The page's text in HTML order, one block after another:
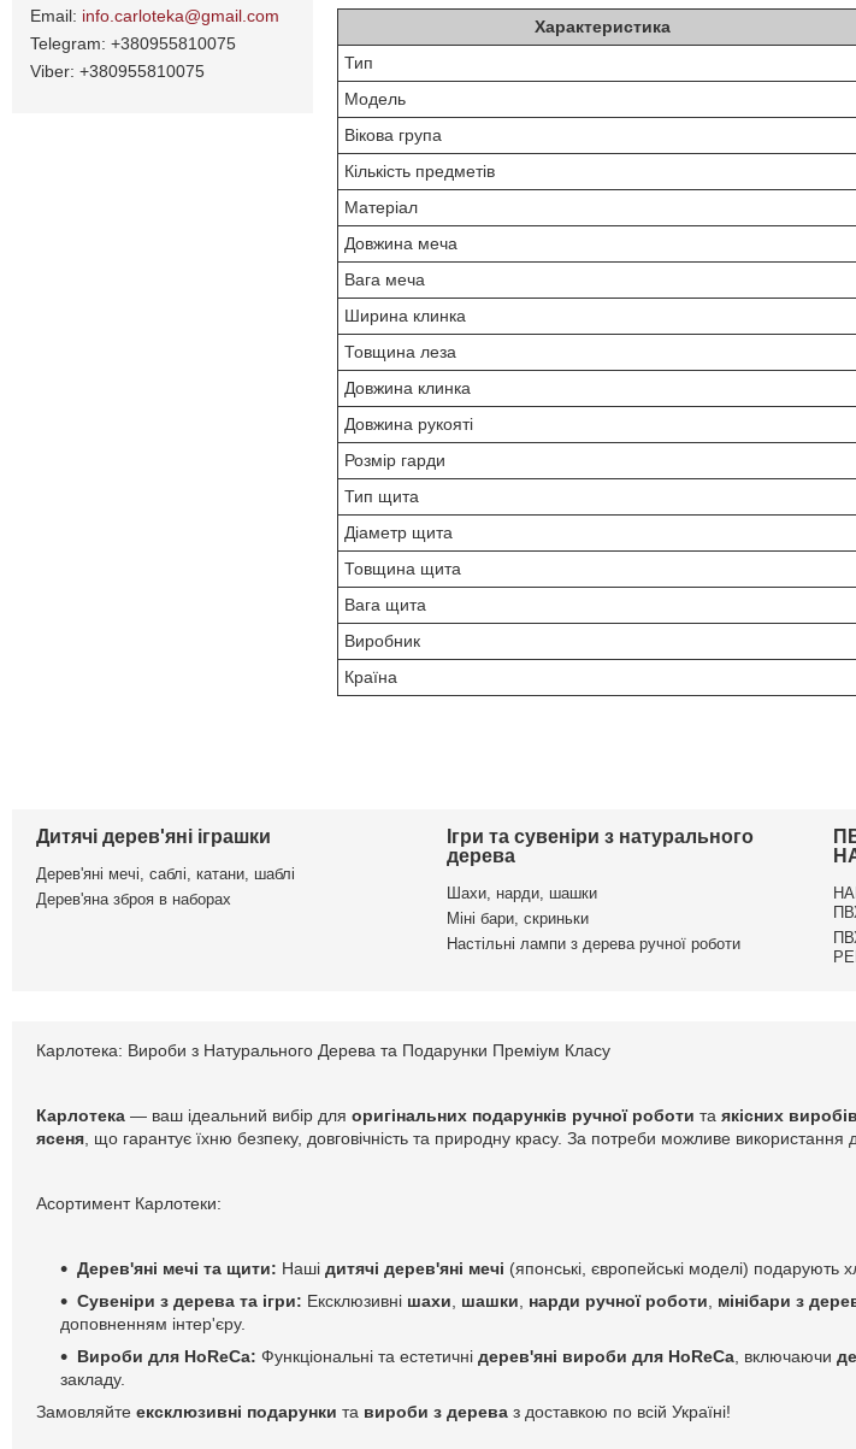
Характеристика
Тип
Модель
Вікова група
Кількість предметів
Матеріал
Довжина меча
Вага меча
Ширина клинка
Товщина леза
Довжина клинка
Довжина рукояті
Розмір гарди
Тип щита
Діаметр щита
Товщина щита
Вага щита
Виробник
Країна
info.carloteka@gmail.com
+380955810075
+380955810075
Дитячі дерев'яні іграшки
Дерев'яні мечі, саблі, катани, шаблі
Дерев'яна зброя в наборах
Ігри та сувеніри з натурального
дерева
Шахи, нарди, шашки
Міні бари, скриньки
Настільні лампи з дерева ручної роботи
Карлотека: Вироби з Натурального Дерева та Подарунки Преміум Класу
Карлотека — ваш ідеальний вибір для оригінальних подарунків ручної роботи та якісних
ясеня , що гарантує їхню безпеку, довговічність та природну красу. За потреби можливе використання
Асортимент Карлотеки:
Дерев'яні мечі та щити: Наші дитячі дерев'яні мечі (японські, європейські моделі) подарують
Сувеніри з дерева та ігри: Ексклюзивні шахи шашки нарди ручної роботи мінібари з
доповненням інтер'єру.
Вироби для HoReCa: Функціональні та естетичні дерев'яні вироби для HoReCa , включаючи
закладу.
Замовляйте ексклюзивні подарунки та вироби з дерева з доставкою по всій Україні!